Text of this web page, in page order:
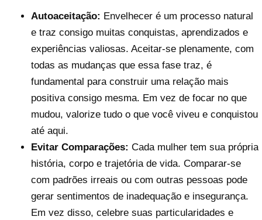
Autoaceitação: Envelhecer é um processo natural
e traz consigo muitas conquistas, aprendizados e
experiências valiosas. Aceitar-se plenamente, com
todas as mudanças que essa fase traz, é
fundamental para construir uma relação mais
positiva consigo mesma. Em vez de focar no que
mudou, valorize tudo o que você viveu e conquistou
até aqui.
Evitar Comparações: Cada mulher tem sua própria
história, corpo e trajetória de vida. Comparar-se
com padrões irreais ou com outras pessoas pode
gerar sentimentos de inadequação e insegurança.
Em vez disso, celebre suas particularidades e